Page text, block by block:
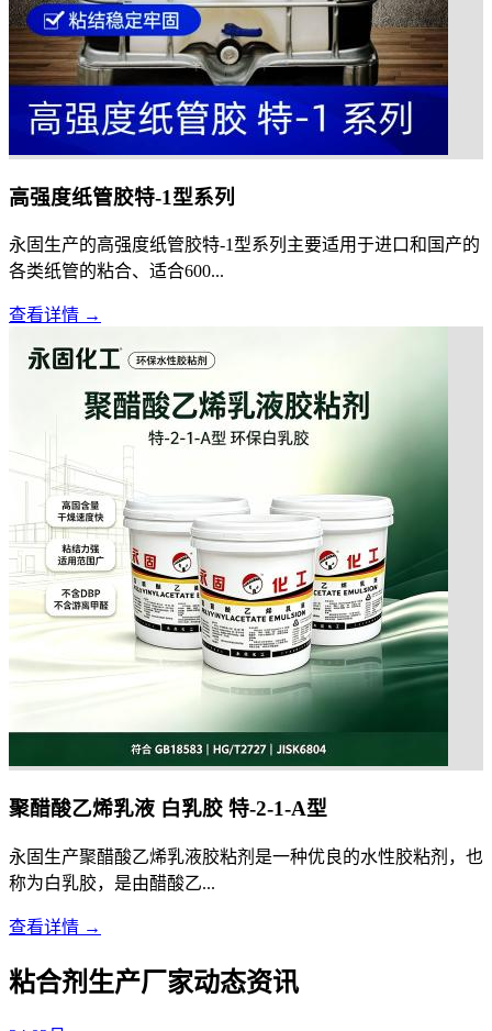
高强度纸管胶特-1型系列
永固生产的高强度纸管胶特-1型系列主要适用于进口和国产的
各类纸管的粘合、适合600...
查看详情 →
聚醋酸乙烯乳液 白乳胶 特-2-1-A型
永固生产聚醋酸乙烯乳液胶粘剂是一种优良的水性胶粘剂，也
称为白乳胶，是由醋酸乙...
查看详情 →
粘合剂生产厂家动态资讯